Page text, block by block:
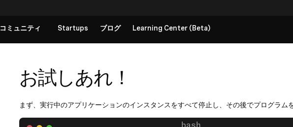
コミュニティ Startups ブログ Learning Center (Beta)
お試しあれ！
まず、実行中のアプリケーションのインスタンスをすべて停止し、その後でプログラム